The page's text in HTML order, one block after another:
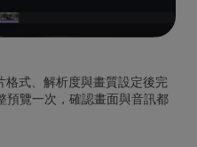
格式、解析度與畫質設定後完
預覽一次，確認畫面與音訊都